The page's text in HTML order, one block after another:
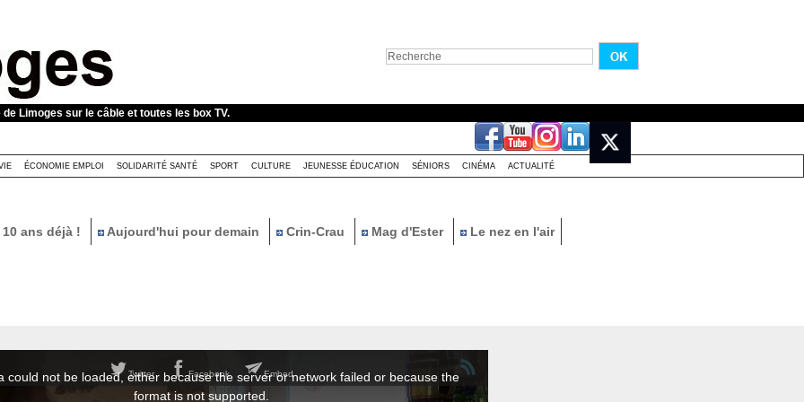
Limoges sur le câble et toutes les box TV.
ÉCONOMIE EMPLOI SOLIDARITÉ SANTÉ SPORT CULTURE JEUNESSE ÉDUCATION SÉNIORS CINÉMA ACTUALITÉ
ans déjà ! Aujourd'hui pour demain Crin-Crau Mag d'Ester Le nez en l'air